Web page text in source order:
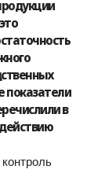
показатели
в